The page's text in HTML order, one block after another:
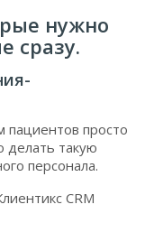
нужно
сразу.
просто
делать такую
персонала.